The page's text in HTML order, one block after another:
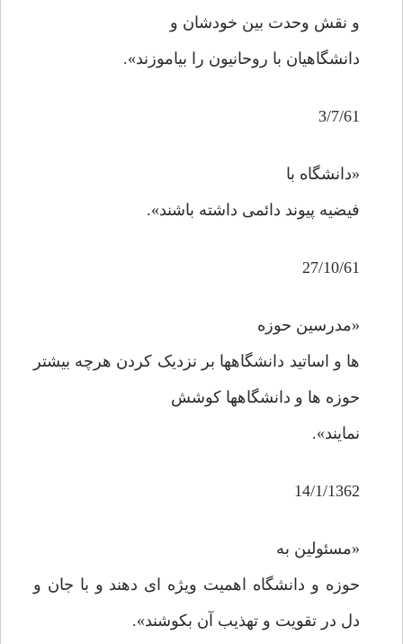
و نقش وحدت بین خودشان و
دانشگاهیان با روحانیون را بیاموزند».
3/7/61
«دانشگاه با
فیضیه پیوند دائمی داشته باشند».
27/10/61
«مدرسین حوزه
ها و اساتید دانشگاهها بر نزدیک کردن هرچه بیشتر
حوزه ها و دانشگاهها کوشش
نمایند».
14/1/1362
«مسئولین به
حوزه و دانشگاه اهمیت ویژه ای دهند و با جان و
دل در تقویت و تهذیب آن بکوشند».